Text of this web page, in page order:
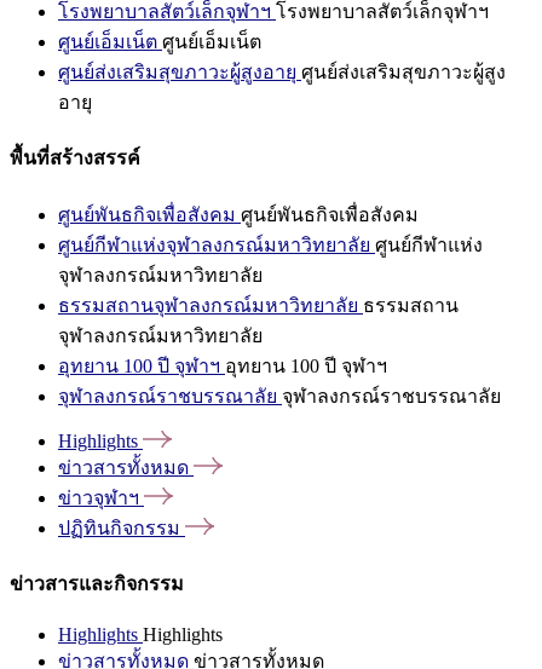
โรงพยาบาลสัตว์เล็กจุฬาฯ โรงพยาบาลสัตว์เล็กจุฬาฯ
ศูนย์เอ็มเน็ต ศูนย์เอ็มเน็ต
ศูนย์ส่งเสริมสุขภาวะผู้สูงอายุ ศูนย์ส่งเสริมสุขภาวะผู้สูง
อายุ
พื้นที่สร้างสรรค์
ศูนย์พันธกิจเพื่อสังคม ศูนย์พันธกิจเพื่อสังคม
ศูนย์กีฬาแห่งจุฬาลงกรณ์มหาวิทยาลัย ศูนย์กีฬาแห่ง
จุฬาลงกรณ์มหาวิทยาลัย
ธรรมสถานจุฬาลงกรณ์มหาวิทยาลัย ธรรมสถาน
จุฬาลงกรณ์มหาวิทยาลัย
อุทยาน 100 ปี จุฬาฯ อุทยาน 100 ปี จุฬาฯ
จุฬาลงกรณ์ราชบรรณาลัย จุฬาลงกรณ์ราชบรรณาลัย
Highlights
ข่าวสารทั้งหมด
ข่าวจุฬาฯ
ปฏิทินกิจกรรม
ข่าวสารและกิจกรรม
Highlights Highlights
ข่าวสารทั้งหมด ข่าวสารทั้งหมด